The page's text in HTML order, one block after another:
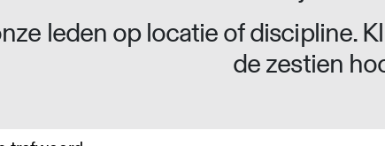
leden op locatie of discipline.
de zestien